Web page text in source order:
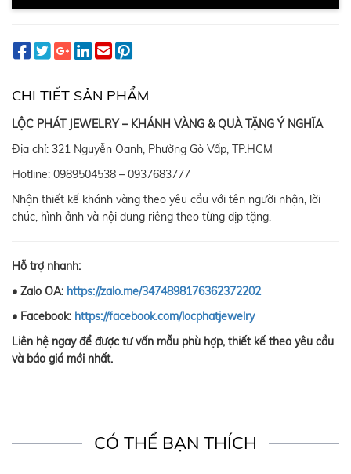
CHI TIẾT SẢN PHẨM
LỘC PHÁT JEWELRY – KHÁNH VÀNG & QUÀ TẶNG Ý NGHĨA
Địa chỉ: 321 Nguyễn Oanh, Phường Gò Vấp, TP.HCM
Hotline: 0989504538 – 0937683777
Nhận thiết kế khánh vàng theo yêu cầu với tên người nhận, lời
chúc, hình ảnh và nội dung riêng theo từng dịp tặng.
Hỗ trợ nhanh:
• Zalo OA: https://zalo.me/3474898176362372202
• Facebook: https://facebook.com/locphatjewelry
Liên hệ ngay để được tư vấn mẫu phù hợp, thiết kế theo yêu cầu
và báo giá mới nhất.
CÓ THỂ BẠN THÍCH